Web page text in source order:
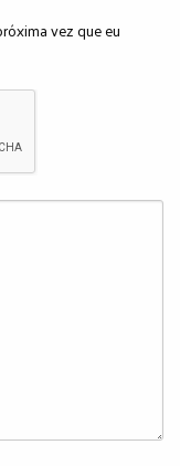
vez que eu